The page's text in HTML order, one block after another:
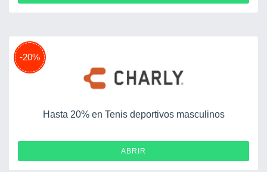
-20%
Hasta 20% en Tenis deportivos masculinos
ABRIR